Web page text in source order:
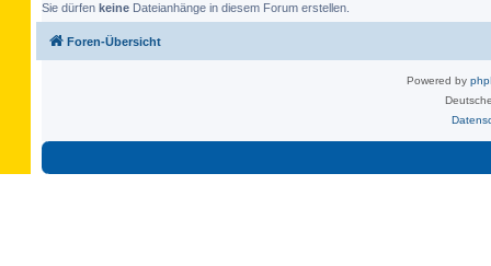
Sie dürfen keine Dateianhänge in diesem Forum erstellen.
Foren-Übersicht
Powered by